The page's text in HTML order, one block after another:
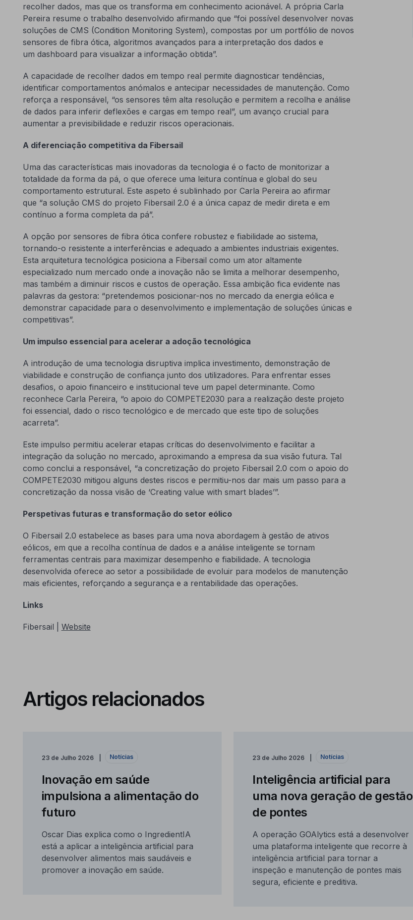
recolher dados, mas que os transforma em conhecimento acionável. A própria Carla
Pereira resume o trabalho desenvolvido afirmando que “foi possível desenvolver novas
soluções de CMS (Condition Monitoring System), compostas por um portfólio de novos
sensores de fibra ótica, algoritmos avançados para a interpretação dos dados e
um dashboard para visualizar a informação obtida”.
A capacidade de recolher dados em tempo real permite diagnosticar tendências,
identificar comportamentos anómalos e antecipar necessidades de manutenção. Como
reforça a responsável, “os sensores têm alta resolução e permitem a recolha e análise
de dados para inferir deflexões e cargas em tempo real”, um avanço crucial para
aumentar a previsibilidade e reduzir riscos operacionais.
A diferenciação competitiva da Fibersail
Uma das características mais inovadoras da tecnologia é o facto de monitorizar a
totalidade da forma da pá, o que oferece uma leitura contínua e global do seu
comportamento estrutural. Este aspeto é sublinhado por Carla Pereira ao afirmar
que “a solução CMS do projeto Fibersail 2.0 é a única capaz de medir direta e em
contínuo a forma completa da pá”.
A opção por sensores de fibra ótica confere robustez e fiabilidade ao sistema,
tornando-o resistente a interferências e adequado a ambientes industriais exigentes.
Esta arquitetura tecnológica posiciona a Fibersail como um ator altamente
especializado num mercado onde a inovação não se limita a melhorar desempenho,
mas também a diminuir riscos e custos de operação. Essa ambição fica evidente nas
palavras da gestora: “pretendemos posicionar-nos no mercado da energia eólica e
demonstrar capacidade para o desenvolvimento e implementação de soluções únicas e
competitivas”.
Um impulso essencial para acelerar a adoção tecnológica
A introdução de uma tecnologia disruptiva implica investimento, demonstração de
viabilidade e construção de confiança junto dos utilizadores. Para enfrentar esses
desafios, o apoio financeiro e institucional teve um papel determinante. Como
reconhece Carla Pereira, “o apoio do COMPETE2030 para a realização deste projeto
foi essencial, dado o risco tecnológico e de mercado que este tipo de soluções
acarreta”.
Este impulso permitiu acelerar etapas críticas do desenvolvimento e facilitar a
integração da solução no mercado, aproximando a empresa da sua visão futura. Tal
como conclui a responsável, “a concretização do projeto Fibersail 2.0 com o apoio do
COMPETE2030 mitigou alguns destes riscos e permitiu-nos dar mais um passo para a
concretização da nossa visão de ‘Creating value with smart blades’”.
Perspetivas futuras e transformação do setor eólico
O Fibersail 2.0 estabelece as bases para uma nova abordagem à gestão de ativos
eólicos, em que a recolha contínua de dados e a análise inteligente se tornam
ferramentas centrais para maximizar desempenho e fiabilidade. A tecnologia
desenvolvida oferece ao setor a possibilidade de evoluir para modelos de manutenção
mais eficientes, reforçando a segurança e a rentabilidade das operações.
Links
Fibersail | Website
Artigos relacionados
23 de Julho 2026 Notícias
Inovação em saúde
impulsiona a alimentação do
futuro
Oscar Dias explica como o IngredientIA
está a aplicar a inteligência artificial para
desenvolver alimentos mais saudáveis e
promover a inovação em saúde.
23 de Julho 2026 Notícias
Inteligência artificial para
uma nova geração de gestão
de pontes
A operação GOAlytics está a desenvolver
uma plataforma inteligente que recorre à
inteligência artificial para tornar a
inspeção e manutenção de pontes mais
segura, eficiente e preditiva.